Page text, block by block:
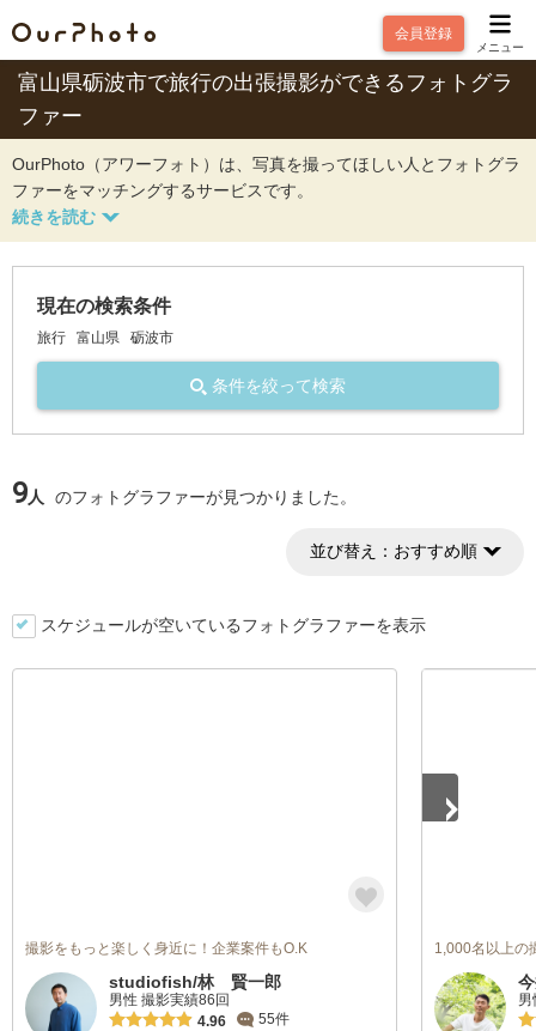
会員登録
メニュー
富山県砺波市で旅行の出張撮影ができるフォトグラ
ファー
OurPhoto（アワーフォト）は、写真を撮ってほしい人とフォトグラ
ファーをマッチングするサービスです。
現在の検索条件
旅行 富山県 砺波市
条件を絞って検索
9人 のフォトグラファーが見つかりました。
並び替え： おすすめ順
スケジュールが空いているフォトグラファーを表示
撮影をもっと楽しく身近に！企業案件もO.K
studiofish/林 賢一郎
男性 撮影実績86回
4.96
55件
1,000名以上の